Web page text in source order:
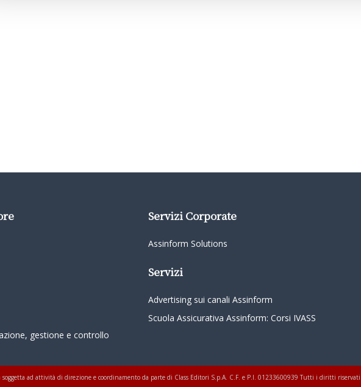
gestione e controllo
Servizi Corporate
Assinform Solutions
Servizi
Advertising sui canali Assinform
Scuola Assicurativa Assinform: Corsi IVASS
soggetta ad attività di direzione e coordinamento da parte di Class Editori S.p.A. C.F. e P.I. 01233600939 Tutti i diritti